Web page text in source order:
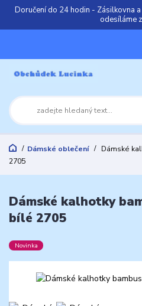
Doručení do 24 hodin - Zásilkovna
odesíláme
Dámské oblečení
Dámské
2705
Dámské kalhotky
bílé 2705
Novinka